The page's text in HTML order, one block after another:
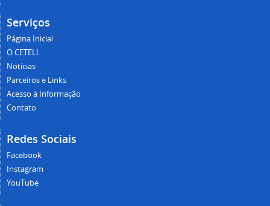
Serviços
Página Inicial
O CETELI
Notícias
Parceiros e Links
Acesso à Informação
Contato
Redes Sociais
Facebook
Instagram
YouTube